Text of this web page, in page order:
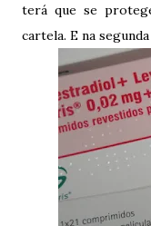
terá que se
cartela. E na